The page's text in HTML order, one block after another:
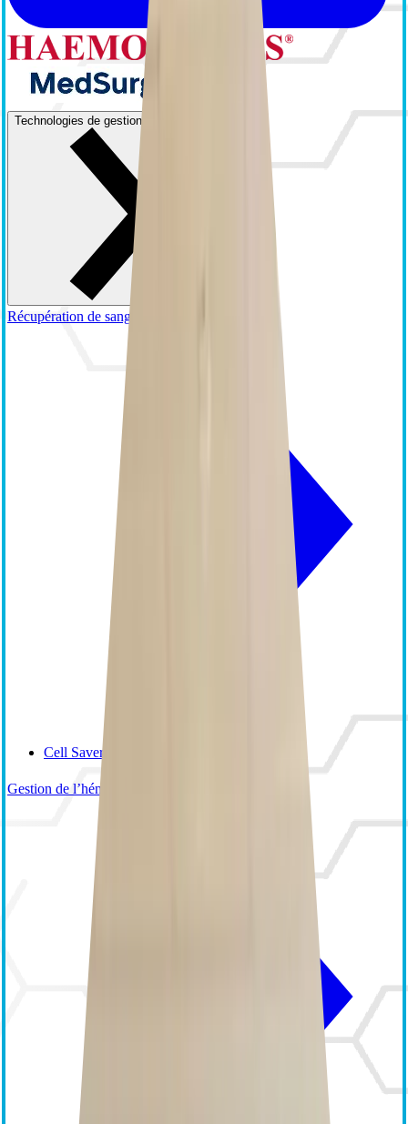
Technologies de gestion du sang
Récupération de sang autologue
Cell Saver Elite+
Gestion de l’hémostase